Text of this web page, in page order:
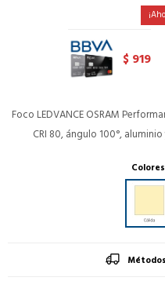
$ 919
Foco LEDVANCE OSRAM
CRI 80, ángulo 100°,